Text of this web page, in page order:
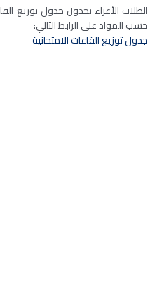
الطلاب الأعزاء تجدون جدول توزيع
حسب المواد على الرابط التالي:
جدول توزيع القاعات الامتحانية